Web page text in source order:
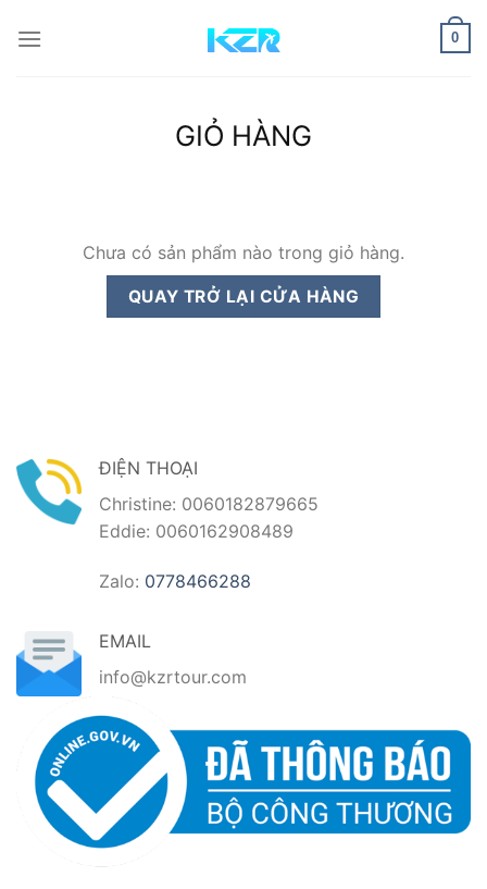
qua
0
GIỎ HÀNG
Chưa có sản phẩm nào trong giỏ hàng.
QUAY TRỞ LẠI CỬA HÀNG
ĐIỆN THOẠI
Christine: 0060182879665
Eddie: 0060162908489
Zalo: 0778466288
EMAIL
info@kzrtour.com